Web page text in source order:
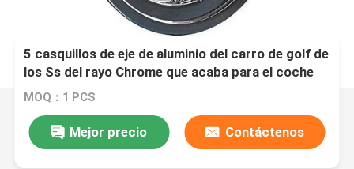
5 casquillos de eje de aluminio del carro de golf de
los Ss del rayo Chrome que acaba para el coche
del club
MOQ：1 PCS
Mejor precio Contáctenos